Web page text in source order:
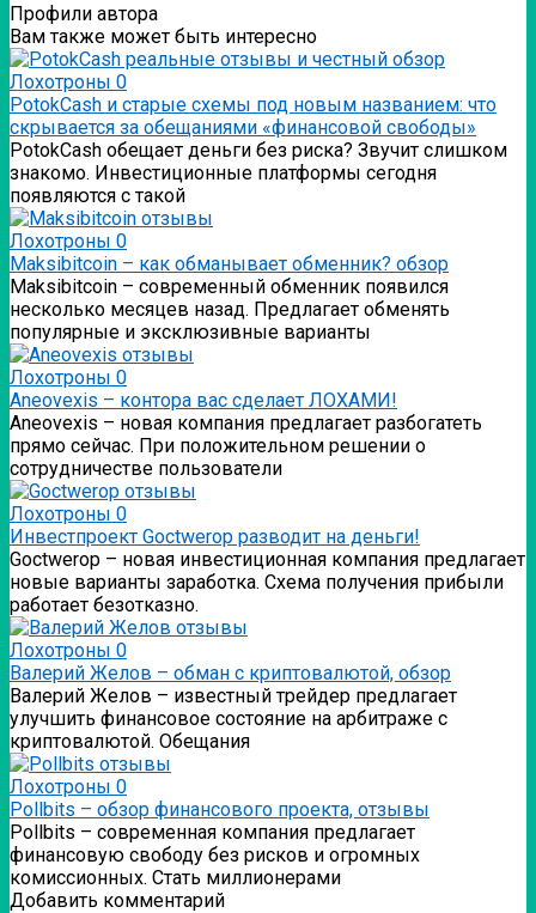
Профили автора
Вам также может быть интересно
Лохотроны 0
PotokCash и старые схемы под новым названием: что
скрывается за обещаниями «финансовой свободы»
PotokCash обещает деньги без риска? Звучит слишком
знакомо. Инвестиционные платформы сегодня
появляются с такой
Лохотроны 0
Мaksibitcoin – как обманывает обменник? обзор
Мaksibitcoin – современный обменник появился
несколько месяцев назад. Предлагает обменять
популярные и эксклюзивные варианты
Лохотроны 0
Аneovexis – контора вас сделает ЛОХАМИ!
Аneovexis – новая компания предлагает разбогатеть
прямо сейчас. При положительном решении о
сотрудничестве пользователи
Лохотроны 0
Инвестпроект Goctwerop разводит на деньги!
Goctwerop – новая инвестиционная компания предлагает
новые варианты заработка. Схема получения прибыли
работает безотказно.
Лохотроны 0
Валерий Желов – обман с криптовалютой, обзор
Валерий Желов – известный трейдер предлагает
улучшить финансовое состояние на арбитраже с
криптовалютой. Обещания
Лохотроны 0
Pollbits – обзор финансового проекта, отзывы
Pollbits – современная компания предлагает
финансовую свободу без рисков и огромных
комиссионных. Стать миллионерами
Добавить комментарий